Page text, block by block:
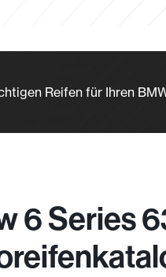
Reifen für Ihren
6 Series